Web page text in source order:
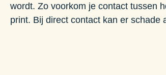
wordt. Zo voorkom je contact tussen
print. Bij direct contact kan er schade